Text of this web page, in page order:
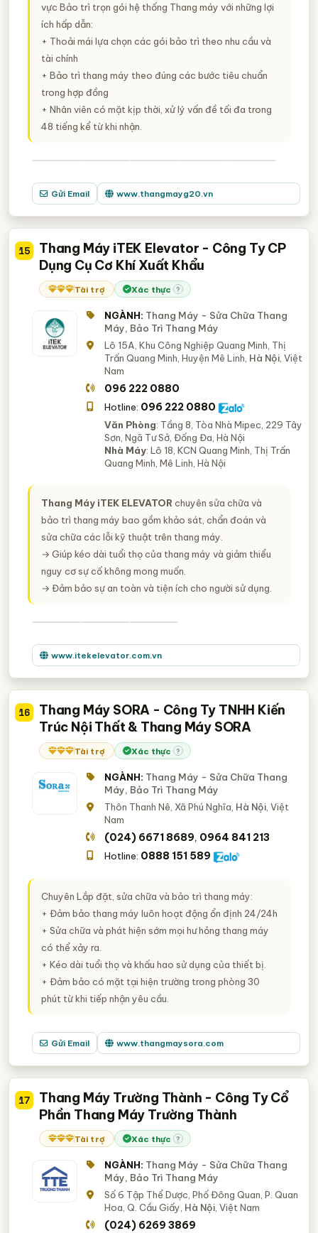
vực Bảo trì trọn gói hệ thống Thang máy với những lợi
ích hấp dẫn:
+ Thoải mái lựa chọn các gói bảo trì theo nhu cầu và
tài chính
+ Bảo trì thang máy theo đúng các bước tiêu chuẩn
trong hợp đồng
+ Nhân viên có mặt kịp thời, xử lý vấn đề tối đa trong
48 tiếng kể từ khi nhận.
Gửi Email www.thangmayg20.vn
15
Thang Máy iTEK Elevator - Công Ty CP
Dụng Cụ Cơ Khí Xuất Khẩu
Tài trợ Xác thực ?
NGÀNH: Thang Máy - Sửa Chữa Thang
Máy, Bảo Trì Thang Máy
Lô 15A, Khu Công Nghiệp Quang Minh, Thị
Trấn Quang Minh, Huyện Mê Linh, Hà Nội, Việt
Nam
096 222 0880
Hotline: 096 222 0880
Văn Phòng: Tầng 8, Tòa Nhà Mipec, 229 Tây
Sơn, Ngã Tư Sở, Đống Đa, Hà Nội
Nhà Máy: Lô 18, KCN Quang Minh, Thị Trấn
Quang Minh, Mê Linh, Hà Nội
Thang Máy iTEK ELEVATOR chuyên sửa chữa và
bảo trì thang máy bao gồm khảo sát, chẩn đoán và
sửa chữa các lỗi kỹ thuật trên thang máy.
→ Giúp kéo dài tuổi thọ của thang máy và giảm thiểu
nguy cơ sự cố không mong muốn.
→ Đảm bảo sự an toàn và tiện ích cho người sử dụng.
www.itekelevator.com.vn
16
Thang Máy SORA - Công Ty TNHH Kiến
Trúc Nội Thất & Thang Máy SORA
Tài trợ Xác thực ?
NGÀNH: Thang Máy - Sửa Chữa Thang
Máy, Bảo Trì Thang Máy
Thôn Thanh Nê, Xã Phú Nghĩa, Hà Nội, Việt
Nam
(024) 6671 8689, 0964 841 213
Hotline: 0888 151 589
Chuyên Lắp đặt, sửa chữa và bảo trì thang máy:
+ Đảm bảo thang máy luôn hoạt động ổn định 24/24h
+ Sửa chữa và phát hiện sớm mọi hư hỏng thang máy
có thể xảy ra.
+ Kéo dài tuổi thọ và khấu hao sử dụng của thiết bị.
+ Đảm bảo có mặt tại hiện trường trong phòng 30
phút từ khi tiếp nhận yêu cầu.
Gửi Email www.thangmaysora.com
17
Thang Máy Trường Thành - Công Ty Cổ
Phần Thang Máy Trường Thành
Tài trợ Xác thực ?
NGÀNH: Thang Máy - Sửa Chữa Thang
Máy, Bảo Trì Thang Máy
Số 6 Tập Thể Dược, Phố Đông Quan, P. Quan
Hoa, Q. Cầu Giấy, Hà Nội, Việt Nam
(024) 6269 3869